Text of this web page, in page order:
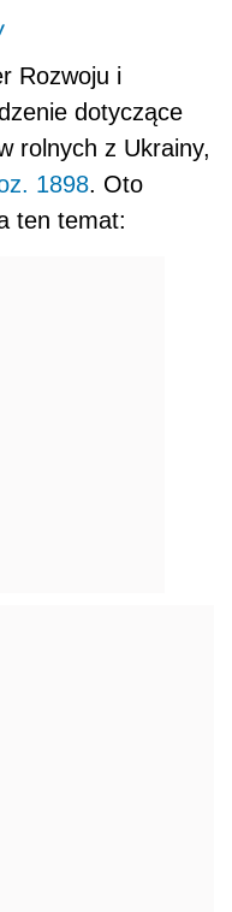
Rozwoju i
dotyczące
rolnych z Ukrainy,
1898. Oto
ten temat: